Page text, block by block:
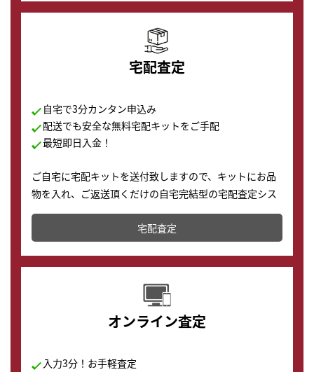
宅配査定
自宅で3分カンタン申込み
配送でも安全な無料宅配キットをご手配
最短即日入金！
ご自宅に宅配キットを送付致しますので、キットにお品
物を入れ、ご返送頂くだけの自宅完結型の宅配査定シス
テムです。
配送でも簡単&安全に査定・買取に出すことが可能で
す。
宅配査定
オンライン査定
入力3分！お手軽査定